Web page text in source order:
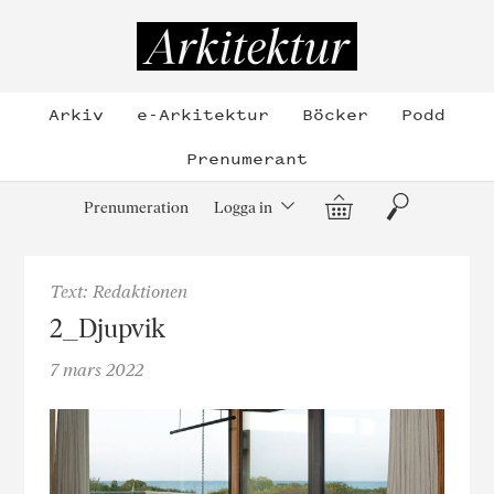
Arkiv e-Arkitektur Böcker
Podd
Prenumerant
Prenumeration Logga in Varukorg
Sök
Text: Redaktionen
2_Djupvik
7 mars 2022